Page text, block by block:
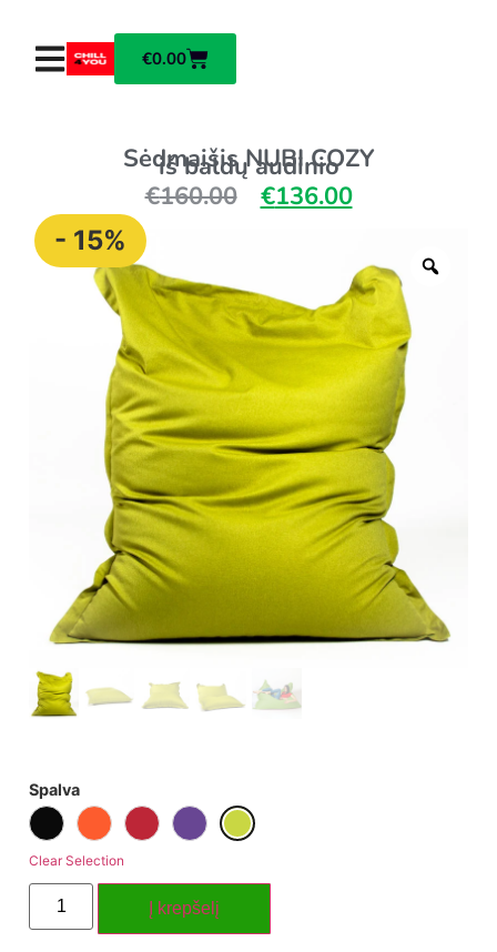
€0.00
Sėdmaišis NUBI COZY
iš baldų audinio
€160.00 €136.00
- 15%
Spalva
Clear Selection
Į krepšelį